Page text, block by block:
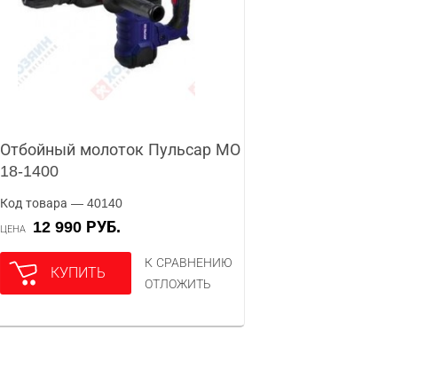
Отбойный молоток Пульсар МО
18-1400
Код товара — 40140
ЦЕНА 12 990 РУБ.
КУПИТЬ
К СРАВНЕНИЮ
ОТЛОЖИТЬ